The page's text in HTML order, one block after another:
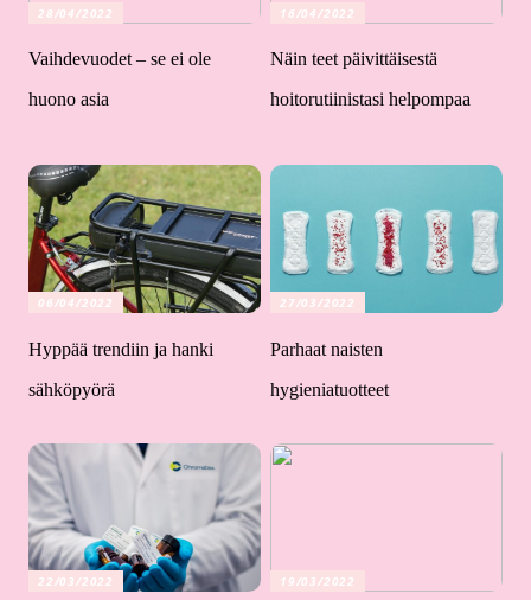
28/04/2022
Vaihdevuodet – se ei ole
huono asia
16/04/2022
Näin teet päivittäisestä
hoitorutiinistasi helpompaa
06/04/2022
Hyppää trendiin ja hanki
sähköpyörä
27/03/2022
Parhaat naisten
hygieniatuotteet
22/03/2022 19/03/2022